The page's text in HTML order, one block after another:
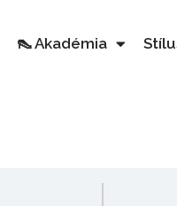
👠 Akadémia